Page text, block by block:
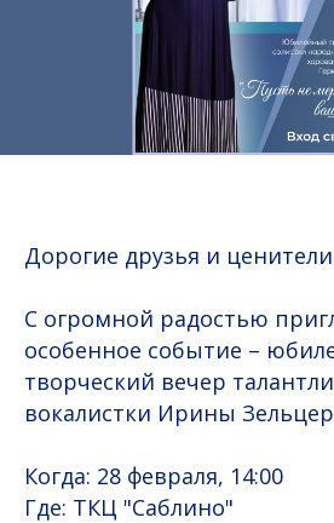
Дорогие друзья и
С огромной радостью
особенное событие –
творческий вечер
вокалистки Ирины
Когда: 28 февраля, 14:00
Где: ТКЦ "Саблино"